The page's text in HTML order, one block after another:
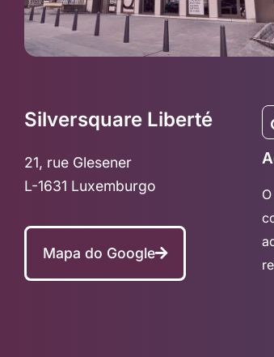
Silversquare Liberté
21, rue Glesener
L-1631 Luxemburgo
Mapa do Google